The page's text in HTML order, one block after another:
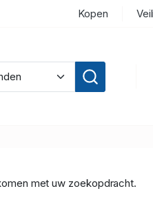
Kopen
met uw zoekopdracht.